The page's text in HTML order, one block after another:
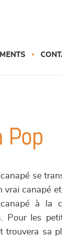
Pop
canapé se
vrai canapé
canapé à la
Pour les
trouvera sa